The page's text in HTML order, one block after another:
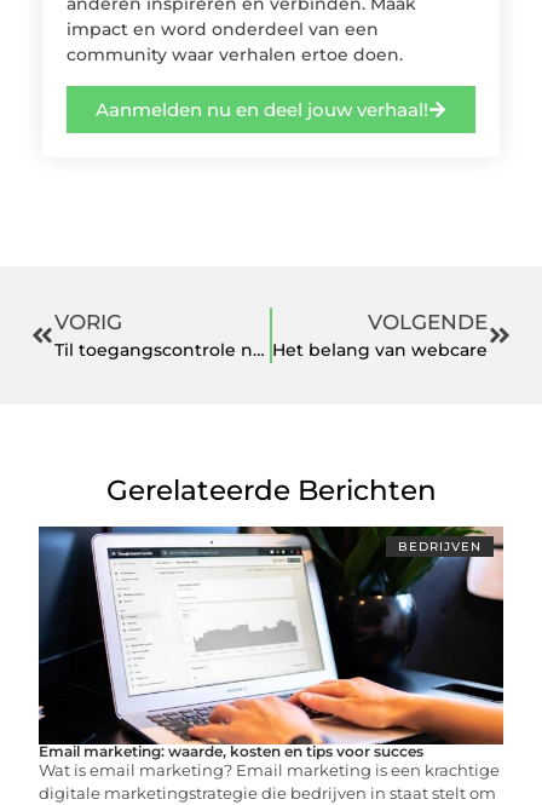
impact en word onderdeel van een
community waar verhalen ertoe doen.
Aanmelden nu en deel jouw verhaal!
VORIG
Til toegangscontrole naar een hoger niveau dankzij SAP Access Control
VOLGENDE
Het belang van webcare
Gerelateerde Berichten
BEDRIJVEN
Email marketing: waarde, kosten en tips voor succes
Wat is email marketing? Email marketing is een krachtige
digitale marketingstrategie die bedrijven in staat stelt om